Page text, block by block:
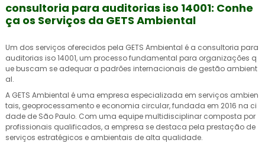
consultoria para auditorias iso 14001: Conhe
ça os Serviços da GETS Ambiental
Um dos serviços oferecidos pela GETS Ambiental é a consultoria para
auditorias iso 14001, um processo fundamental para organizações q
ue buscam se adequar a padrões internacionais de gestão ambient
al.
A GETS Ambiental é uma empresa especializada em serviços ambien
tais, geoprocessamento e economia circular, fundada em 2016 na ci
dade de São Paulo. Com uma equipe multidisciplinar composta por
profissionais qualificados, a empresa se destaca pela prestação de
serviços estratégicos e ambientais de alta qualidade.